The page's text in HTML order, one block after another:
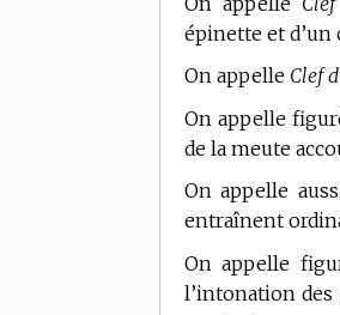
épinette et d’un
On appelle Clef
On appelle
de la meute
On appelle
entraînent
On appelle
l’intonation